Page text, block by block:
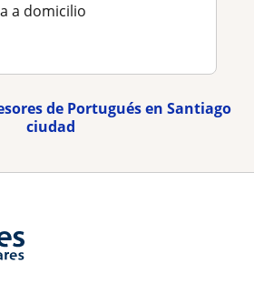
a domicilio
de Portugués en Santiago
ciudad